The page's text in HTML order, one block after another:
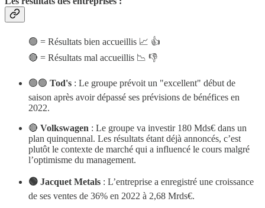
🟢 = Résultats bien accueillis 📈 👍
🔴 = Résultats mal accueillis 📉 👎
🟢🟢 Tod's : Le groupe prévoit un "excellent" début de
saison après avoir dépassé ses prévisions de bénéfices en
2022.
🔴 Volkswagen : Le groupe va investir 180 Mds€ dans un
plan quinquennal. Les résultats étant déjà annoncés, c’est
plutôt le contexte de marché qui a influencé le cours malgré
l’optimisme du management.
🟢 Jacquet Metals : L’entreprise a enregistré une croissance
de ses ventes de 36% en 2022 à 2,68 Mrds€.